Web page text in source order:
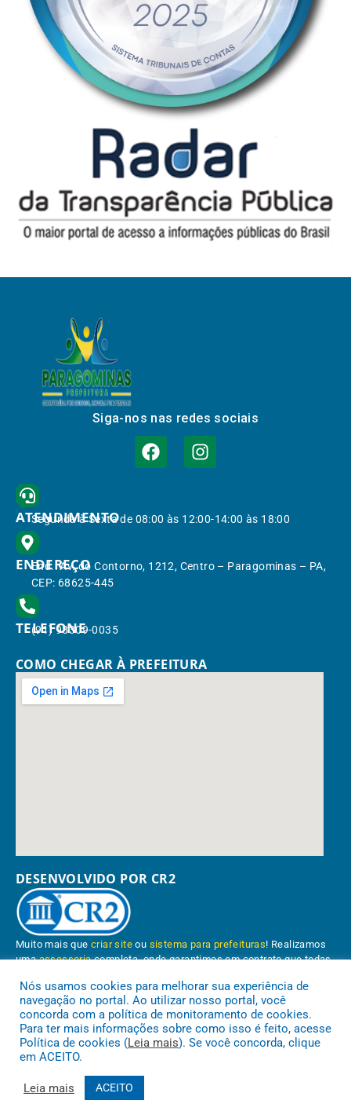
Siga-nos nas redes sociais
ATENDIMENTO
Segunda à Sexta de 08:00 às 12:00-14:00 às 18:00
ENDEREÇO
End.: Av. do Contorno, 1212, Centro – Paragominas – PA,
CEP: 68625-445
TELEFONE
(91) 98309-0035
COMO CHEGAR À PREFEITURA
DESENVOLVIDO POR CR2
Muito mais quecriar site ou sistema para prefeituras! Realizamos
umaassessoriacompleta, onde garantimos em contrato que todas
Conheça oPNTP e oRadar da Transparência Pública
Nós usamos cookies para melhorar sua experiência de
navegação no portal. Ao utilizar nosso portal, você
concorda com a política de monitoramento de cookies.
Para ter mais informações sobre como isso é feito, acesse
Política de cookies (Leia mais). Se você concorda, clique
em ACEITO.
Leia mais ACEITO